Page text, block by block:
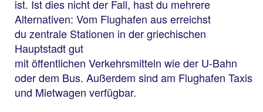
ist. Ist dies nicht der Fall, hast du mehrere
Alternativen: Vom Flughafen aus erreichst
du zentrale Stationen in der griechischen
Hauptstadt gut
mit öffentlichen Verkehrsmitteln wie der U-Bahn
oder dem Bus. Außerdem sind am Flughafen Taxis
und Mietwagen verfügbar.